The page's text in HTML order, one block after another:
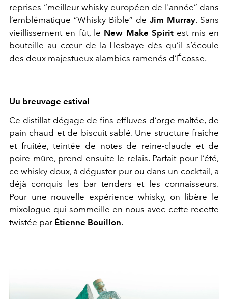
reprises “meilleur whisky européen de l'année” dans
l’emblématique “Whisky Bible” de Jim Murray. Sans
vieillissement en fût, le New Make Spirit est mis en
bouteille au cœur de la Hesbaye dès qu’il s’écoule
des deux majestueux alambics ramenés d’Écosse.
Uu breuvage estival
Ce distillat dégage de fins effluves d’orge maltée, de
pain chaud et de biscuit sablé. Une structure fraîche
et fruitée, teintée de notes de reine-claude et de
poire mûre, prend ensuite le relais. Parfait pour l’été,
ce whisky doux, à déguster pur ou dans un cocktail, a
déjà conquis les bar tenders et les connaisseurs.
Pour une nouvelle expérience whisky, on libère le
mixologue qui sommeille en nous avec cette recette
twistée par Étienne Bouillon.